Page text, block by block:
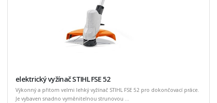
elektrický vyžínač STIHL FSE 52
Výkonný a přitom velmi lehký vyžínač STIHL FSE 52 pro dokončovací práce.
Je vybaven snadno vyměnitelnou strunovou ...